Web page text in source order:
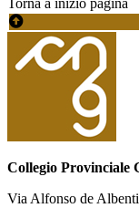
Collegio Provinciale
Via Alfonso de